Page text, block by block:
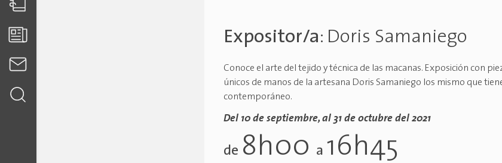
Expositor/a: Doris Samaniego
Conoce el arte del tejido y técnica de las macanas. Exposición con
únicos de manos de la artesana Doris Samaniego los mismo que
contemporáneo.
Del 10 de septiembre, al 31 de octubre del 2021
de 8h00 a 16h45